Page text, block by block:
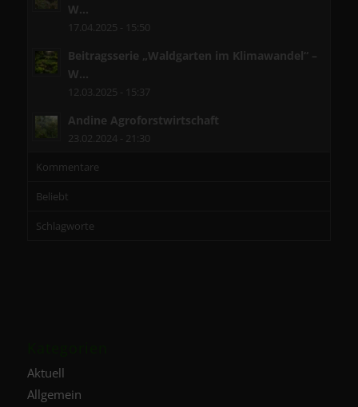
W...
17.04.2025 - 15:50
Beitragsserie „Waldgarten im Klimawandel“ –
W...
12.03.2025 - 15:37
Andine Agroforstwirtschaft
23.02.2024 - 21:30
Kommentare
Beliebt
Schlagworte
Aktuell
Allgemein